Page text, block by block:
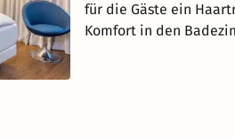
für die Gäste ein
Komfort in den